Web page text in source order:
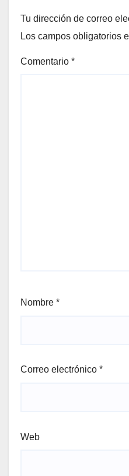
Tu dirección de correo
Los campos obligatorios
Comentario *
Nombre *
Correo electrónico *
Web